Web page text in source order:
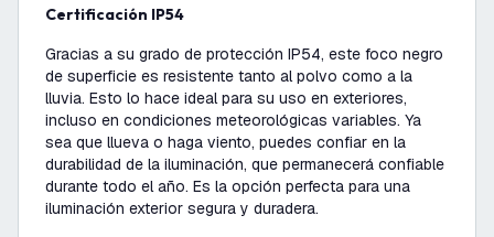
Certificación IP54
Gracias a su grado de protección IP54, este foco negro
de superficie es resistente tanto al polvo como a la
lluvia. Esto lo hace ideal para su uso en exteriores,
incluso en condiciones meteorológicas variables. Ya
sea que llueva o haga viento, puedes confiar en la
durabilidad de la iluminación, que permanecerá confiable
durante todo el año. Es la opción perfecta para una
iluminación exterior segura y duradera.